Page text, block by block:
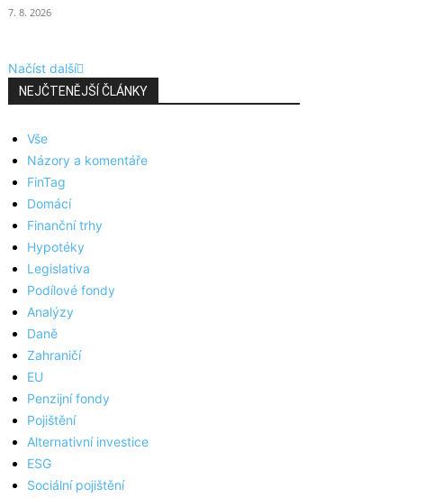
7. 8. 2026
Načíst další
NEJČTENĚJŠÍ ČLÁNKY
Vše
Názory a komentáře
FinTag
Domácí
Finanční trhy
Hypotéky
Legislativa
Podílové fondy
Analýzy
Daně
Zahraničí
EU
Penzijní fondy
Pojištění
Alternativní investice
ESG
Sociální pojištění